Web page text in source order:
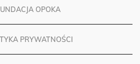
OPOKA
PRYWATNOŚCI